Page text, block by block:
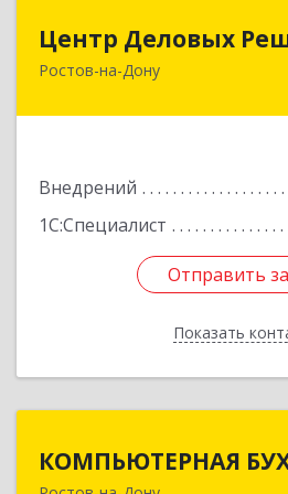
Центр Деловых
Ростов-на-Дону
Внедрений
1С:Специалист
Отправить
Показать
Центр
344029, Ростовская
Отправить
Назад
КОМПЬЮТЕРНАЯ